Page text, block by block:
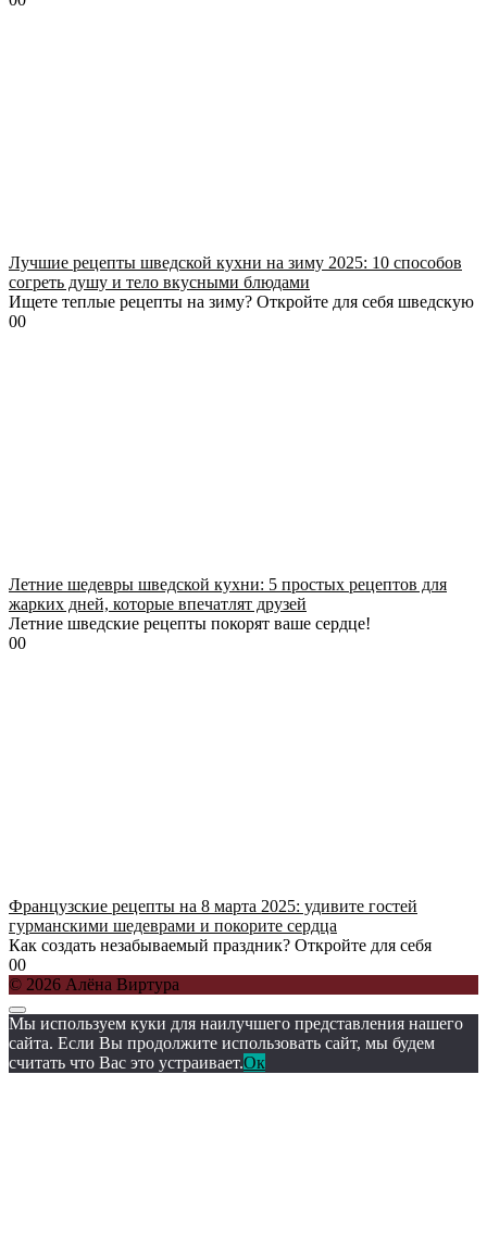
Лучшие рецепты шведской кухни на зиму 2025: 10 способов
согреть душу и тело вкусными блюдами
Ищете теплые рецепты на зиму? Откройте для себя шведскую
00
Летние шедевры шведской кухни: 5 простых рецептов для
жарких дней, которые впечатлят друзей
Летние шведские рецепты покорят ваше сердце!
00
Французские рецепты на 8 марта 2025: удивите гостей
гурманскими шедеврами и покорите сердца
Как создать незабываемый праздник? Откройте для себя
00
© 2026 Алёна Виртура
Мы используем куки для наилучшего представления нашего
сайта. Если Вы продолжите использовать сайт, мы будем
считать что Вас это устраивает.Ок